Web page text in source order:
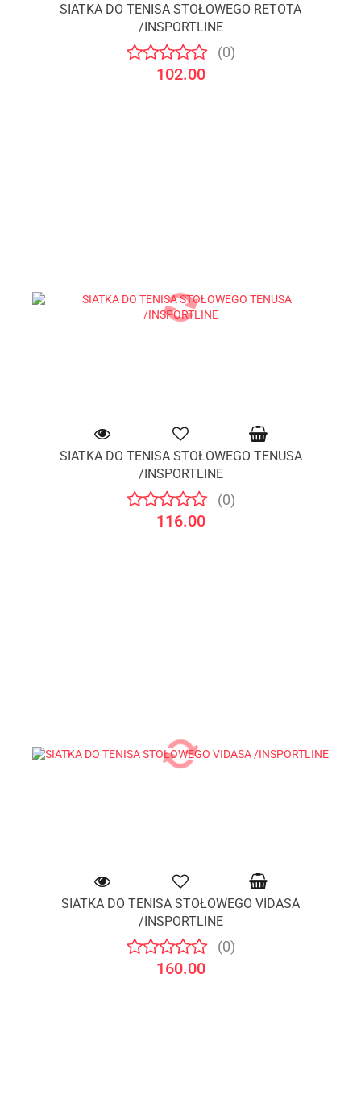
SIATKA DO TENISA STOŁOWEGO RETOTA
/INSPORTLINE
(0)
102.00
SIATKA DO TENISA STOŁOWEGO TENUSA
/INSPORTLINE
(0)
116.00
SIATKA DO TENISA STOŁOWEGO VIDASA
/INSPORTLINE
(0)
160.00